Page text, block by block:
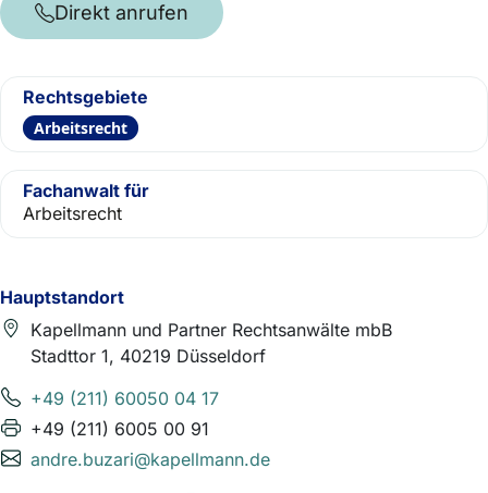
Hauptstandort
Kapellmann und Partner Rechtsanwälte mbB
Stadttor 1, 40219 Düsseldorf
+49 (211) 60050 04 17
+49 (211) 6005 00 91
andre.buzari@kapellmann.de
Direkt anrufen
Rechtsgebiete
Arbeitsrecht
Fachanwalt für
Arbeitsrecht